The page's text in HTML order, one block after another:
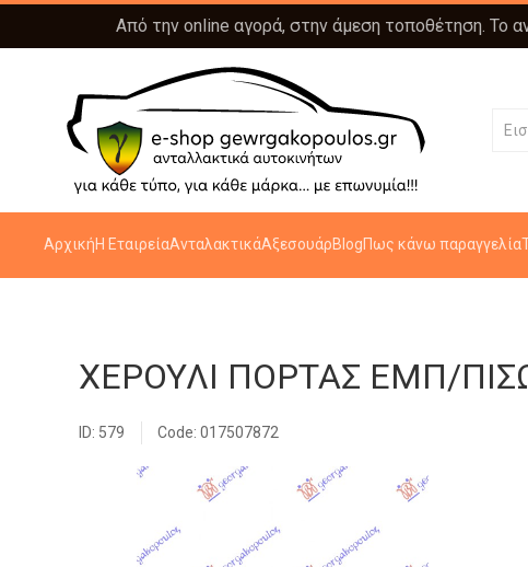
Από την online αγορά, στην άμεση τοποθέτηση. Το
ΑρχικήΗ ΕταιρείαΑνταλακτικάΑξεσουάρBlogΠως κάνω παραγγελία
ΧΕΡΟΥΛΙ ΠΟΡΤΑΣ ΕΜΠ/
ID: 579 Code: 017507872